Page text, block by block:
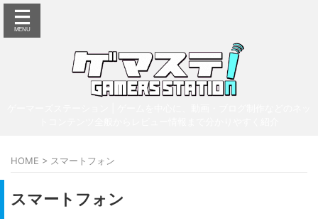
HOME > スマートフォン
スマートフォン